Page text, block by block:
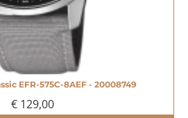
EFR-575C-8AEF - 20008749
€ 129,00